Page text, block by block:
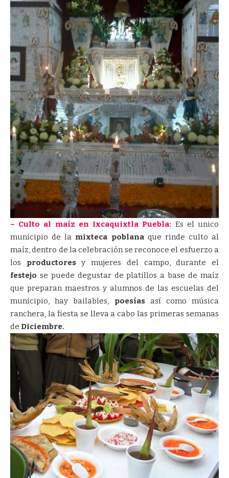
– Culto al maíz en Ixcaquixtla Puebla: Es el unico
municipio de la mixteca poblanaque rinde culto al
maíz, dentro de la celebración se reconoce el esfuerzo a
los productoresy mujeres del campo, durante el
festejo se puede degustar de platillos a base de maíz
que preparan maestros y alumnos de las escuelas del
municipio, hay bailables, poesíasasí como música
ranchera, la fiesta se lleva a cabo las primeras semanas
de Diciembre.